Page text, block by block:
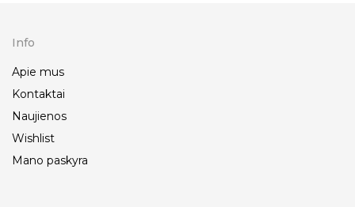
Info
Apie mus
Kontaktai
Naujienos
Wishlist
Mano paskyra